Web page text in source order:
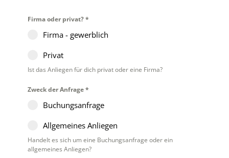
Firma oder privat?*
Firma - gewerblich
Privat
Ist das Anliegen für dich privat oder eine Firma?
Zweck der Anfrage*
Buchungsanfrage
Allgemeines Anliegen
Handelt es sich um eine Buchungsanfrage oder ein
allgemeines Anliegen?